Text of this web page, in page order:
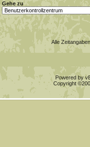
Gehe zu
Alle
Powered by
Copyright